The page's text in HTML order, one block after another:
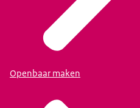
Openbaar maken